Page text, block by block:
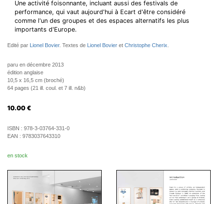
Une activité foisonnante, incluant aussi des festivals de
performance, qui vaut aujourd'hui à Ecart d'être considéré
comme l'un des groupes et des espaces alternatifs les plus
importants d'Europe.
Edité par Lionel Bovier. Textes de Lionel Bovier et Christophe Cherix
paru en décembre 2013
édition anglaise
10,5 x 16,5 cm (broché)
64 pages (21 ill. coul. et 7 ill. n&b)
10.00 €
ISBN : 978-3-03764-331-0
EAN : 9783037643310
en stock